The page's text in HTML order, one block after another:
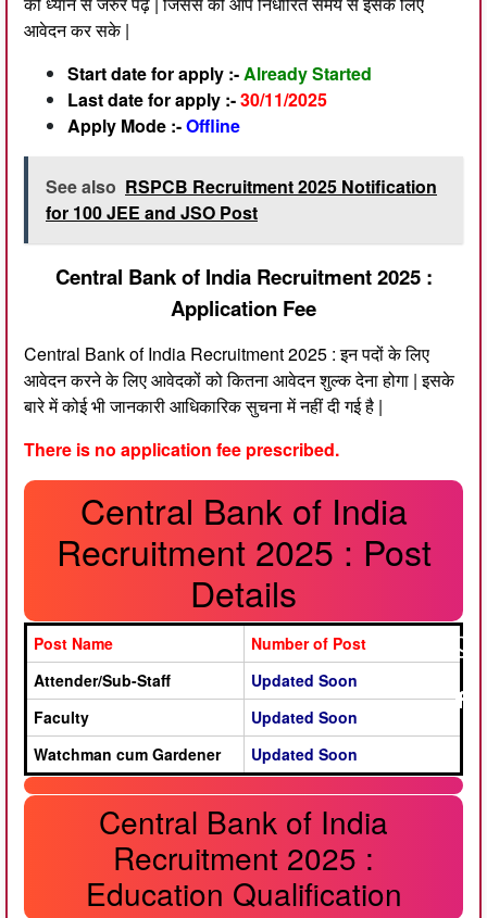
आवेदन कर सके |
Start date for apply :-Already Started
Last date for apply :-30/11/2025
Apply Mode :-Offline
See also RSPCB Recruitment 2025 Notification
for 100 JEE and JSO Post
Central Bank of India Recruitment 2025 :
Application Fee
Central Bank of India Recruitment 2025 : इन पदों के लिए
आवेदन करने के लिए आवेदकों को कितना आवेदन शुल्क देना होगा | इसके
बारे में कोई भी जानकारी आधिकारिक सुचना में नहीं दी गई है |
There is no application fee prescribed.
Central Bank of India
Recruitment 2025 : Post
Details
Post Name
Number of Post
Attender/Sub-Staff
Updated Soon
Faculty
Updated Soon
Watchman cum Gardener
Updated Soon
Central Bank of India
Recruitment 2025 :
Education Qualification